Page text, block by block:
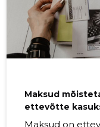
Maksud
ettevõtte
Maksud on